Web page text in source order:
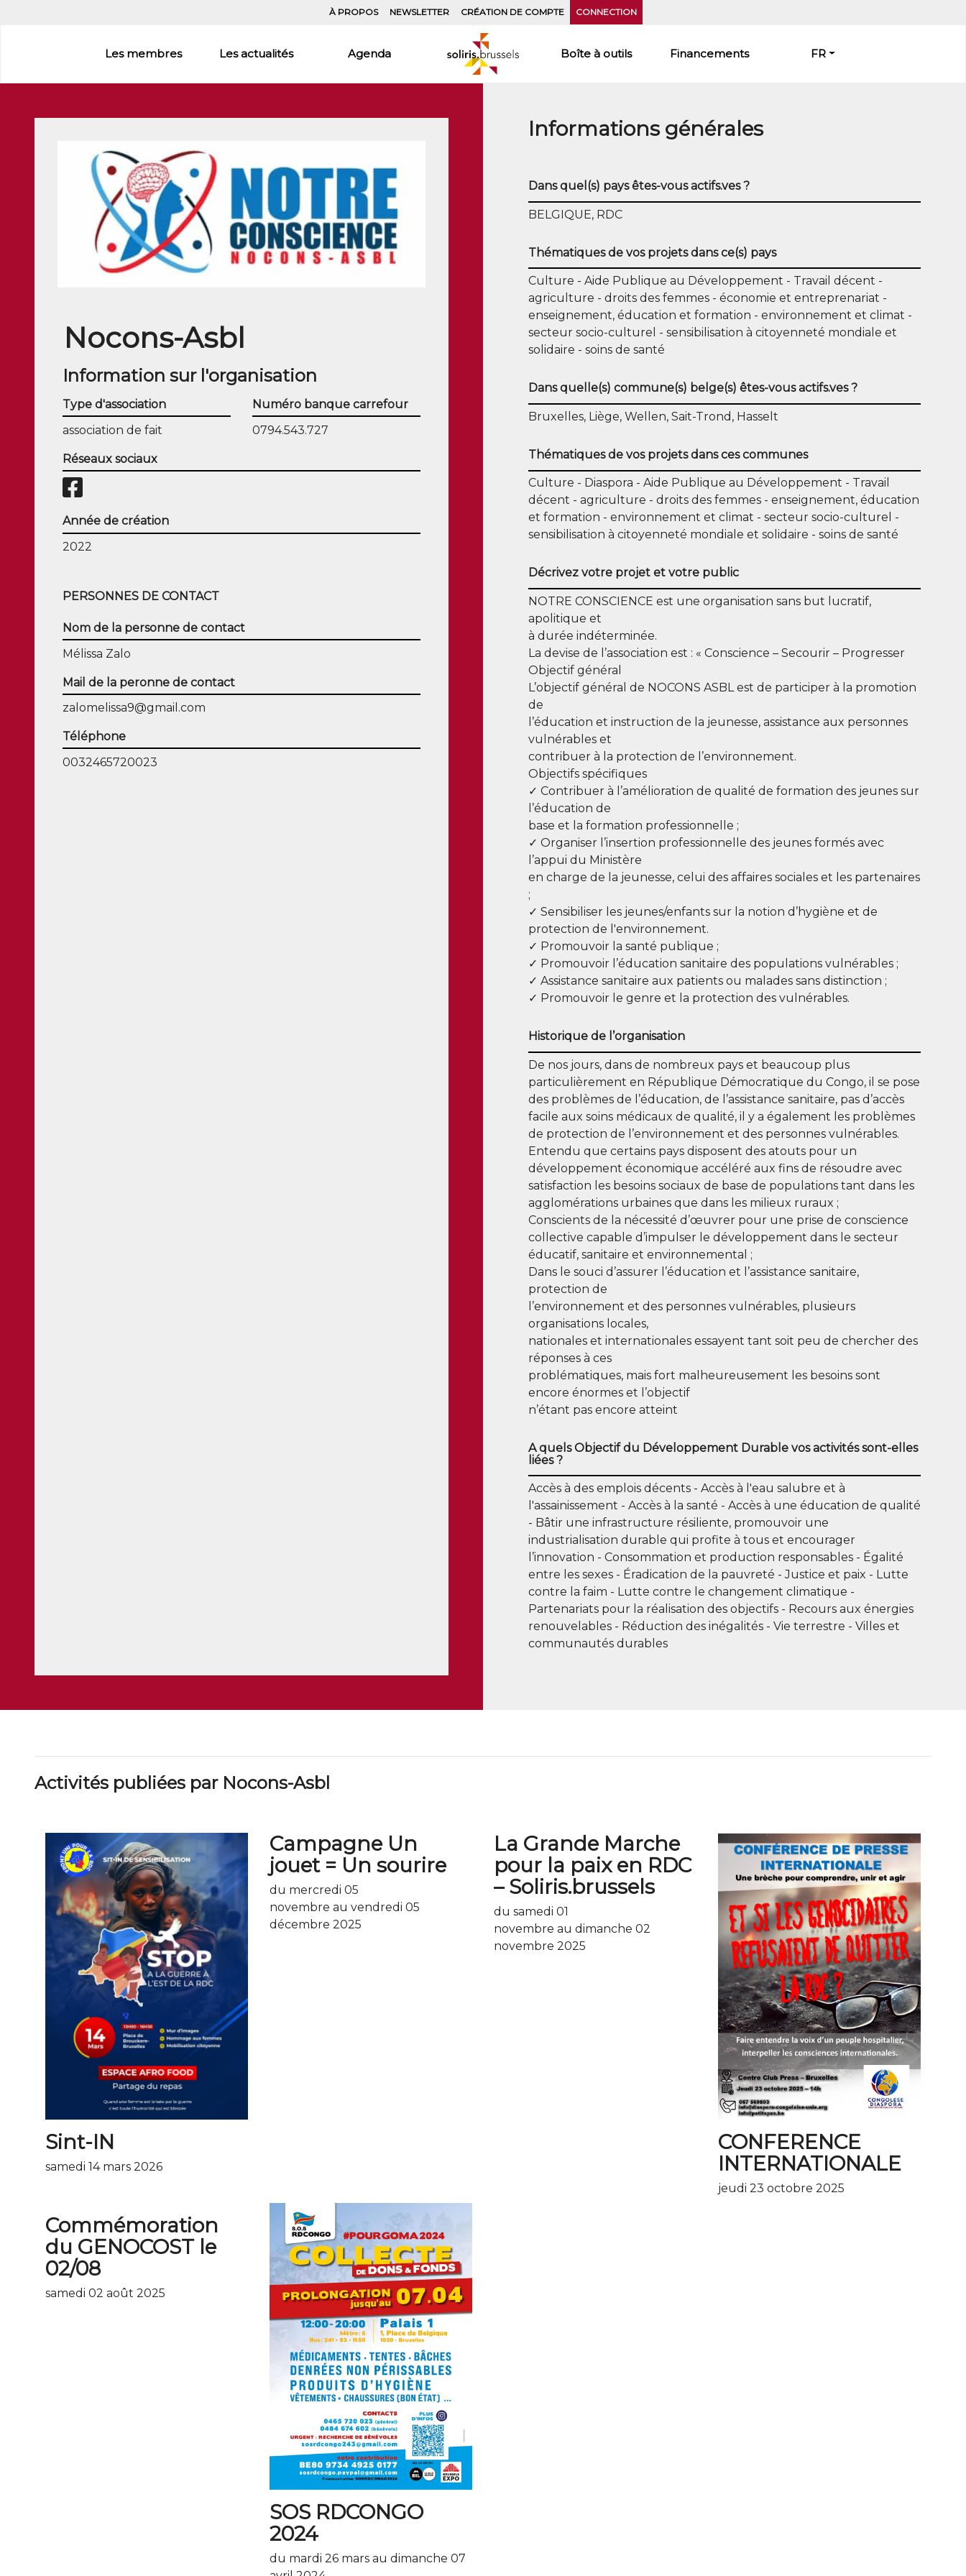
À PROPOS NEWSLETTER CRÉATION DE COMPTE CONNECTION
Les membres Les actualités Agenda Boîte à outils Financements FR
Nocons-Asbl
Information sur l'organisation
Type d'association
association de fait
Numéro banque carrefour
0794.543.727
Réseaux sociaux
Année de création
2022
PERSONNES DE CONTACT
Nom de la personne de contact
Mélissa Zalo
Mail de la peronne de contact
zalomelissa9@gmail.com
Téléphone
0032465720023
Informations générales
Dans quel(s) pays êtes-vous actifs.ves ?
BELGIQUE, RDC
Thématiques de vos projets dans ce(s) pays
Culture Aide Publique au Développement
Travail décent
agriculture
droits des femmes
économie et entreprenariat
enseignement, éducation et formation
environnement et climat
secteur socio-culturel
sensibilisation à citoyenneté mondiale et
solidaire
soins de santé
Dans quelle(s) commune(s) belge(s) êtes-vous actifs.ves ?
Bruxelles, Liège, Wellen, Sait-Trond, Hasselt
Thématiques de vos projets dans ces communes
Culture Diaspora Aide Publique au Développement
Travail
décent
agriculture droits des femmes
enseignement, éducation
et formation
environnement et climat
secteur socio-culturel
sensibilisation à citoyenneté mondiale et solidaire
soins de santé
Décrivez votre projet et votre public
NOTRE CONSCIENCE est une organisation sans but lucratif,
apolitique et
à durée indéterminée.
La devise de l’association est : « Conscience – Secourir – Progresser
Objectif général
L’objectif général de NOCONS ASBL est de participer à la promotion
de
l’éducation et instruction de la jeunesse, assistance aux personnes
vulnérables et
contribuer à la protection de l’environnement.
Objectifs spécifiques
✓ Contribuer à l’amélioration de qualité de formation des jeunes sur
l’éducation de
base et la formation professionnelle ;
✓ Organiser l’insertion professionnelle des jeunes formés avec
l’appui du Ministère
en charge de la jeunesse, celui des affaires sociales et les partenaires
;
✓ Sensibiliser les jeunes/enfants sur la notion d’hygiène et de
protection de l'environnement.
✓ Promouvoir la santé publique ;
✓ Promouvoir l’éducation sanitaire des populations vulnérables ;
✓ Assistance sanitaire aux patients ou malades sans distinction ;
✓ Promouvoir le genre et la protection des vulnérables.
Historique de l’organisation
De nos jours, dans de nombreux pays et beaucoup plus
particulièrement en République Démocratique du Congo, il se pose
des problèmes de l’éducation, de l’assistance sanitaire, pas d’accès
facile aux soins médicaux de qualité, il y a également les problèmes
de protection de l’environnement et des personnes vulnérables.
Entendu que certains pays disposent des atouts pour un
développement économique accéléré aux fins de résoudre avec
satisfaction les besoins sociaux de base de populations tant dans les
agglomérations urbaines que dans les milieux ruraux ;
Conscients de la nécessité d’œuvrer pour une prise de conscience
collective capable d’impulser le développement dans le secteur
éducatif, sanitaire et environnemental ;
Dans le souci d’assurer l’éducation et l’assistance sanitaire,
protection de
l’environnement et des personnes vulnérables, plusieurs
organisations locales,
nationales et internationales essayent tant soit peu de chercher des
réponses à ces
problématiques, mais fort malheureusement les besoins sont
encore énormes et l’objectif
n’étant pas encore atteint
A quels Objectif du Développement Durable vos activités sont-elles
liées ?
Accès à des emplois décents
Accès à l'eau salubre et à
l'assainissement
Accès à la santé
Accès à une éducation de qualité
Bâtir une infrastructure résiliente, promouvoir une
industrialisation durable qui profite à tous et encourager
l’innovation
Consommation et production responsables
Égalité
entre les sexes
Éradication de la pauvreté Justice et paix
Lutte
contre la faim
Lutte contre le changement climatique
Partenariats pour la réalisation des objectifs
Recours aux énergies
renouvelables
Réduction des inégalités Vie terrestre
Villes et
communautés durables
Activités publiées par Nocons-Asbl
Sint-IN
samedi 14 mars 2026
Campagne Un
jouet = Un sourire
du mercredi 05
novembre au vendredi 05
décembre 2025
La Grande Marche
pour la paix en RDC
– Soli​ris​.brus​sels
du samedi 01
novembre au dimanche 02
novembre 2025
CONFERENCE
INTERNATIONALE
jeudi 23 octobre 2025
Commémoration
du GENOCOST le
02/08
samedi 02 août 2025
SOS RDCONGO
2024
du mardi 26 mars au dimanche 07